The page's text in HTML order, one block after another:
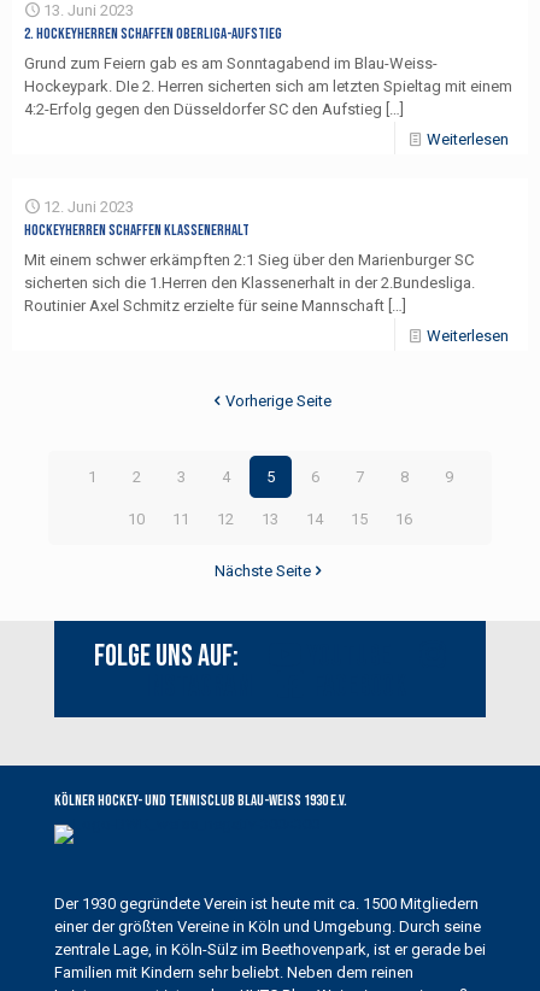
13. Juni 2023
2. Hockeyherren schaffen Oberliga-Aufstieg
Grund zum Feiern gab es am Sonntagabend im Blau-Weiss-
Hockeypark. DIe 2. Herren sicherten sich am letzten Spieltag mit einem
4:2-Erfolg gegen den Düsseldorfer SC den Aufstieg […]
Weiterlesen
12. Juni 2023
Hockeyherren schaffen Klassenerhalt
Mit einem schwer erkämpften 2:1 Sieg über den Marienburger SC
sicherten sich die 1.Herren den Klassenerhalt in der 2.Bundesliga.
Routinier Axel Schmitz erzielte für seine Mannschaft […]
Weiterlesen
Vorherige Seite
1 2 3 4 5 6 7 8 9
10 11 12 13 14 15 16
Nächste Seite
Folge uns auf:
Kölner Hockey- und Tennisclub Blau-Weiss 1930 e.V.
Der 1930 gegründete Verein ist heute mit ca. 1500 Mitgliedern
einer der größten Vereine in Köln und Umgebung. Durch seine
zentrale Lage, in Köln-Sülz im Beethovenpark, ist er gerade bei
Familien mit Kindern sehr beliebt. Neben dem reinen